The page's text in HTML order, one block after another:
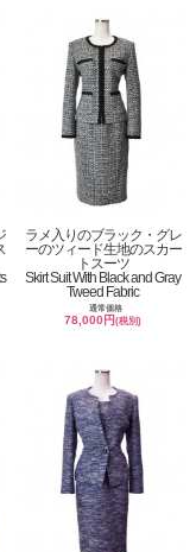
ラメ入りのブラック・グレ
ーのツィード生地のスカー
トスーツ
Skirt Suit With Black and Gray
Tweed Fabric
通常価格
78,000円(税別)